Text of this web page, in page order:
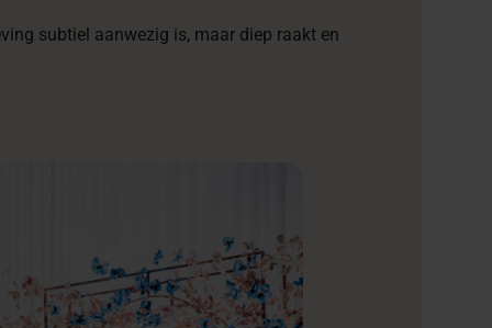
subtiel aanwezig is, maar diep raakt en